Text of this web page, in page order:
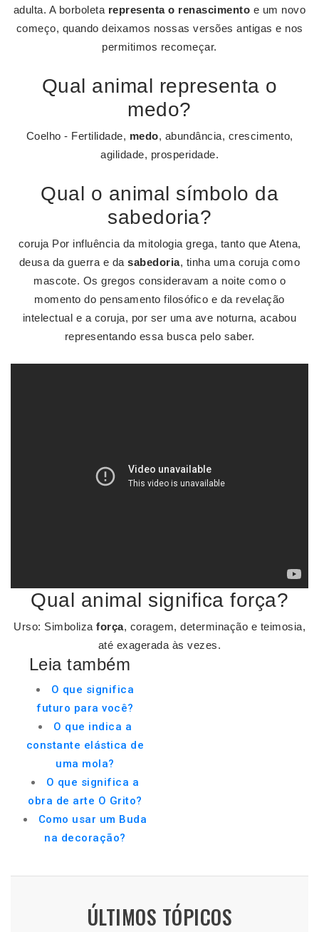
adulta. A borboleta representa o renascimento e um novo
começo, quando deixamos nossas versões antigas e nos
permitimos recomeçar.
Qual animal representa o
medo?
Coelho - Fertilidade, medo, abundância, crescimento,
agilidade, prosperidade.
Qual o animal símbolo da
sabedoria?
coruja Por influência da mitologia grega, tanto que Atena,
deusa da guerra e dasabedoria, tinha uma coruja como
mascote. Os gregos consideravam a noite como o
momento do pensamento filosófico e da revelação
intelectual e a coruja, por ser uma ave noturna, acabou
representando essa busca pelo saber.
Qual animal significa força?
Urso: Simboliza força, coragem, determinação e teimosia,
até exagerada às vezes.
Leia também
O que significa
futuro para você?
O que indica a
constante elástica de
uma mola?
O que significa a
obra de arte O Grito?
Como usar um Buda
na decoração?
ÚLTIMOS TÓPICOS